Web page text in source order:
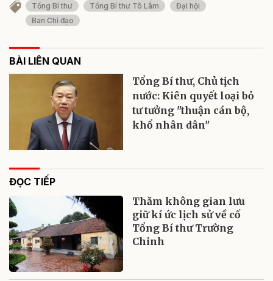
Tổng Bí thư Tổng Bí thư Tô Lâm
Đại hội
Ban Chỉ đạo
BÀI LIÊN QUAN
Tổng Bí thư, Chủ tịch
nước: Kiên quyết loại bỏ
tư tưởng "thuận cán bộ,
khổ nhân dân"
ĐỌC TIẾP
Thăm không gian lưu
giữ kí ức lịch sử về cố
Tổng Bí thư Trường
Chinh